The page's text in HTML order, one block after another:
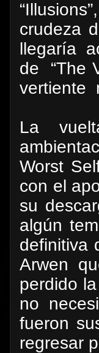
“Illusions”,
crudeza
llegaría
de
“The
vertiente
La
Worst
con el
su
algún
definitiva
Arwen
perdido
no
fueron
regresar